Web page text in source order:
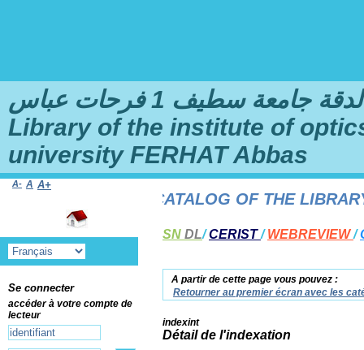
سطيف 1 فرحات عباس
Library of the institute of
university FERHAT Abbas
SN DL/CERIST/WEBREVIEW/
A partir de cette page vous pouvez :
Retourner au premier écran avec les
indexint
Détail de l'indexation
TO THE ONLINE CATALOG OF THE
A- A A+
Se connecter
accéder à votre compte de
lecteur